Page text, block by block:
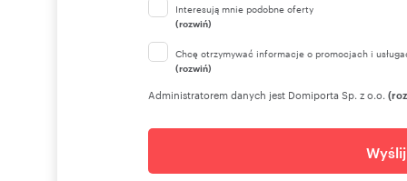
Interesują mnie podobne oferty
(rozwiń)
Chcę otrzymywać informacje o promocjach i
(rozwiń)
Administratorem danych jest Domiporta Sp. z o.o.